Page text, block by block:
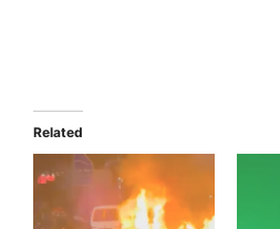
Related